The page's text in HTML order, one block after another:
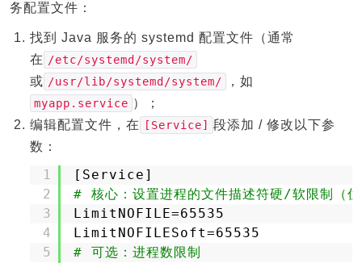
务配置文件：
找到 Java 服务的 systemd 配置文件（通常
在 /etc/systemd/system/
或 /usr/lib/systemd/system/ ，如
myapp.service ）；
编辑配置文件，在
[Service]
段添加 / 修改以下参
数：
1
2
3
4
5
[Service]
# 核心：设置进程的文件描述符硬/软限制
LimitNOFILE=65535
LimitNOFILESoft=65535
# 可选：进程数限制